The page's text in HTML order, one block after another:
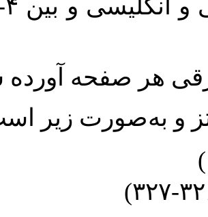
هر صفحه
و به‌صورت زیر